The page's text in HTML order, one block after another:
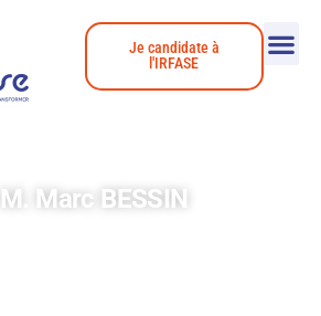
Je candidate à
l'IRFASE
Marc BESSIN